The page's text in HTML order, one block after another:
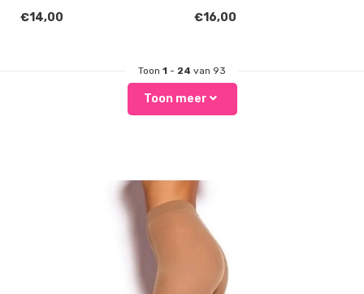
eigenlijk meer de 'Moeder
€14,00
buiten te lopen. Nu dra..
€16,00
Toon 1 - 24 van 93
Toon meer